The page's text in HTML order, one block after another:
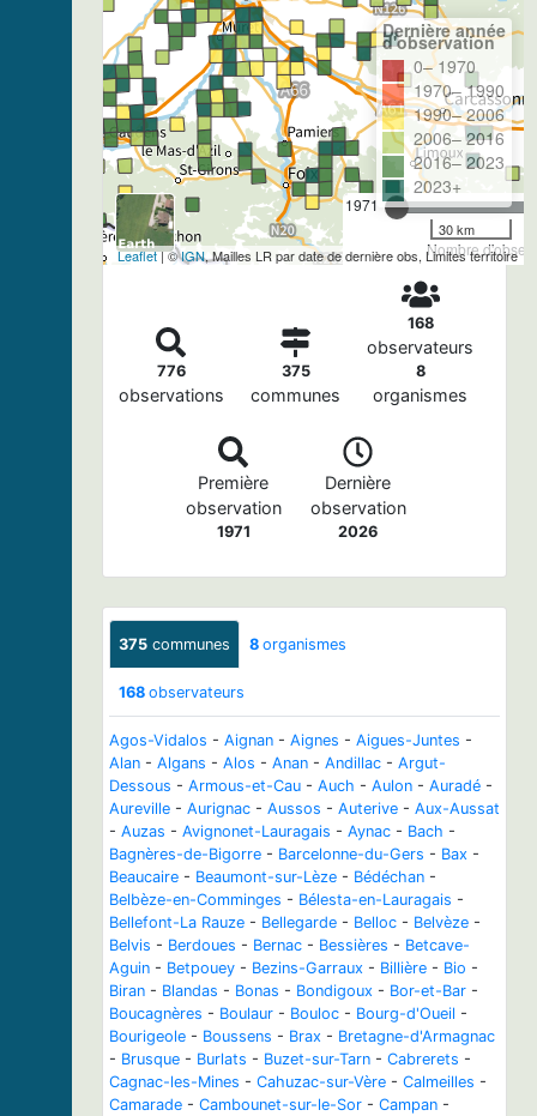
1971
Nombre
Dernière année
d'observation
0– 1970
1970– 1990
1990– 2006
2006– 2016
2016– 2023
2023+
30 km
Leaflet| ©IGN, Mailles LR par date de dernière obs, Limites territoire
776
observations
375
communes
168
observateurs
8
organismes
Première
observation
1971
Dernière
observation
2026
375 communes 8 organismes
168 observateurs
Agos-Vidalos - Aignan - Aignes - Aigues-Juntes -
Alan - Algans - Alos - Anan - Andillac - Argut-
Dessous - Armous-et-Cau - Auch - Aulon - Auradé -
Aureville - Aurignac - Aussos - Auterive - Aux-Aussat
- Auzas - Avignonet-Lauragais - Aynac - Bach -
Bagnères-de-Bigorre - Barcelonne-du-Gers - Bax -
Beaucaire - Beaumont-sur-Lèze - Bédéchan -
Belbèze-en-Comminges - Bélesta-en-Lauragais -
Bellefont-La Rauze - Bellegarde - Belloc - Belvèze -
Belvis - Berdoues - Bernac - Bessières - Betcave-
Aguin - Betpouey - Bezins-Garraux - Billière - Bio -
Biran - Blandas - Bonas - Bondigoux - Bor-et-Bar -
Boucagnères - Boulaur - Bouloc - Bourg-d'Oueil -
Bourigeole - Boussens - Brax - Bretagne-d'Armagnac
- Brusque - Burlats - Buzet-sur-Tarn - Cabrerets -
Cagnac-les-Mines - Cahuzac-sur-Vère - Calmeilles -
Camarade - Cambounet-sur-le-Sor - Campan -